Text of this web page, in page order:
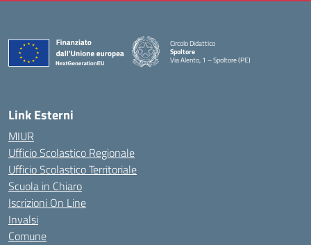
Circolo Didattico
Spoltore
Via Alento, 1 – Spoltore (PE)
— Visita la pagina iniziale della scuola
Link Esterni
MIUR
Ufficio Scolastico Regionale
Ufficio Scolastico Territoriale
Scuola in Chiaro
Iscrizioni On Line
Invalsi
Comune